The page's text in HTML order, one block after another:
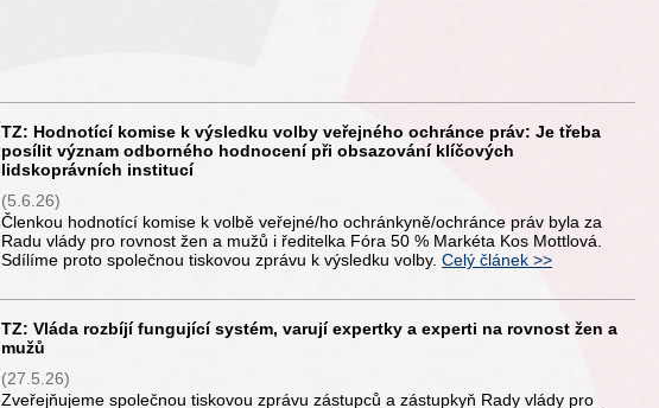
TZ: Hodnotící komise k výsledku volby veřejného ochránce práv: Je třeba
posílit význam odborného hodnocení při obsazování klíčových
lidskoprávních institucí
(5.6.26)
Členkou hodnotící komise k volbě veřejné/ho ochránkyně/ochránce práv byla za
Radu vlády pro rovnost žen a mužů i ředitelka Fóra 50 % Markéta Kos Mottlová.
Sdílíme proto společnou tiskovou zprávu k výsledku volby. Celý článek >>
TZ: Vláda rozbíjí fungující systém, varují expertky a experti na rovnost žen a
mužů
(27.5.26)
Zveřejňujeme společnou tiskovou zprávu zástupců a zástupkyň Rady vlády pro